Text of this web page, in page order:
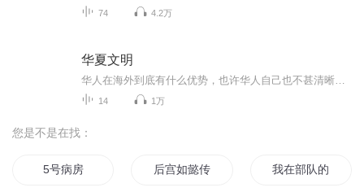
74 4.2万
华夏文明
14 1万
您是不是在找：
5号病房 后宫如懿传5 我在部队的那5年